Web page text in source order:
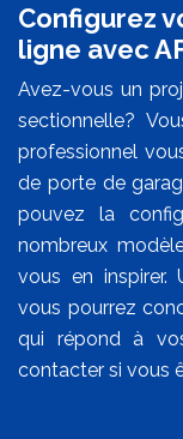
Configurez
ligne avec
Avez-vous un
sectionnelle?
professionnel
de porte de
pouvez la
nombreux
vous en inspirer.
vous pourrez
qui répond à
contacter si vous